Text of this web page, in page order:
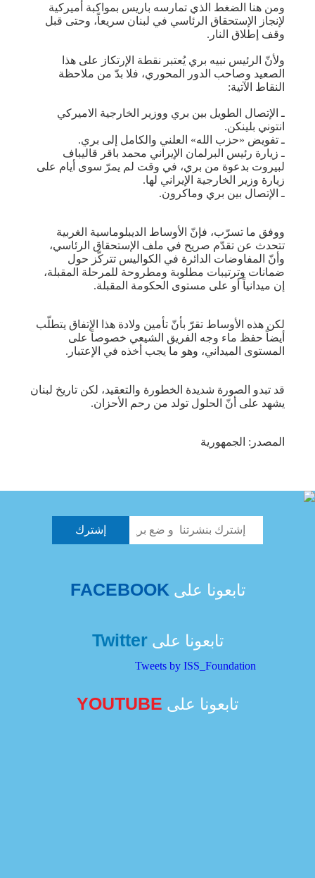
ومن هنا الضغط الذي تمارسه باريس بمواكبة أميركية
لإنجاز الإستحقاق الرئاسي في لبنان سريعاً، وحتى قبل
وقف إطلاق النار.
ولأنّ الرئيس نبيه بري يُعتبر نقطة الإرتكاز على هذا
الصعيد وصاحب الدور المحوري، فلا بدّ من ملاحظة
النقاط الآتية:
ـ الإتصال الطويل بين بري ووزير الخارجية الاميركي
انتوني بلينكن.
ـ تفويض «حزب الله» العلني والكامل إلى بري.
ـ زيارة رئيس البرلمان الإيراني محمد باقر قاليباف
لبيروت بدعوة من بري، في وقت لم يمرّ سوى أيام على
زيارة وزير الخارجية الإيراني لها.
ـ الإتصال بين بري وماكرون.
ووفق ما تسرّب، فإنّ الأوساط الديبلوماسية الغربية
تتحدث عن تقدّم صريح في ملف الإستحقاق الرئاسي،
وأنّ المفاوضات الدائرة في الكواليس تتركّز حول
ضمانات وترتيبات مطلوبة ومطروحة للمرحلة المقبلة،
إن ميدانياً أو على مستوى الحكومة المقبلة.
لكن هذه الأوساط تقرّ بأنّ تأمين ولادة هذا الإتفاق يتطلّب
أيضاً حفظ ماء وجه الفريق الشيعي خصوصاً على
المستوى الميداني، وهو ما يجب أخذه في الإعتبار.
قد تبدو الصورة شديدة الخطورة والتعقيد، لكن تاريخ لبنان
يشهد على أنّ الحلول تولد من رحم الأحزان.
المصدر: الجمهورية
تابعونا على FACEBOOK
تابعونا علىTwitter
Tweets by ISS_Foundation
تابعونا على YOUTUBE